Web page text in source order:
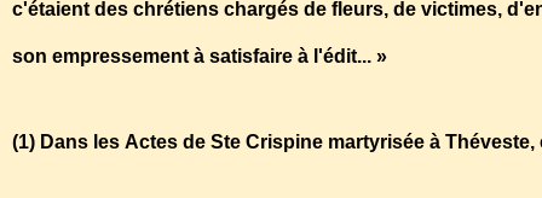
c'étaient des chrétiens chargés de fleurs, de victimes,
son empressement à satisfaire à l'édit... »
(1) Dans les Actes de Ste Crispine martyrisée à